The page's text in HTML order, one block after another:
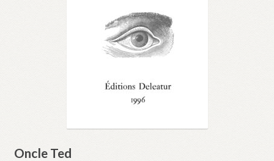
Oncle Ted